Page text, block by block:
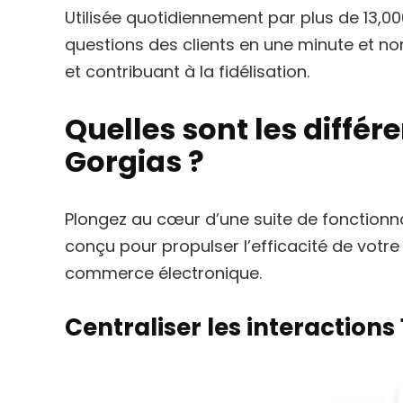
Utilisée quotidiennement par plus de
questions des clients en une minute et
et contribuant à la fidélisation.
Quelles sont les
Gorgias ?
Plongez au cœur d’une suite de
conçu pour propulser l’efficacité de
commerce électronique.
Centraliser les interactions